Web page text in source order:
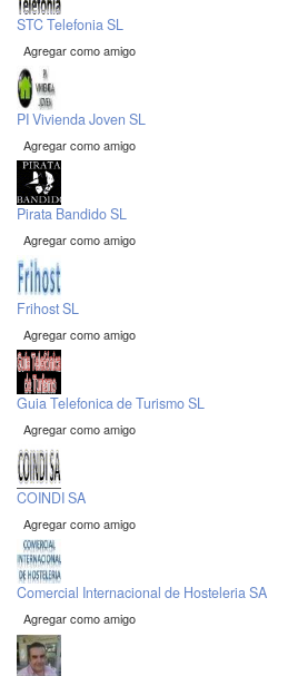
STC Telefonia SL
Agregar como amigo
PI Vivienda Joven SL
Agregar como amigo
Pirata Bandido SL
Agregar como amigo
Frihost SL
Agregar como amigo
Guia Telefonica de Turismo SL
Agregar como amigo
COINDI SA
Agregar como amigo
Comercial Internacional de Hosteleria SA
Agregar como amigo